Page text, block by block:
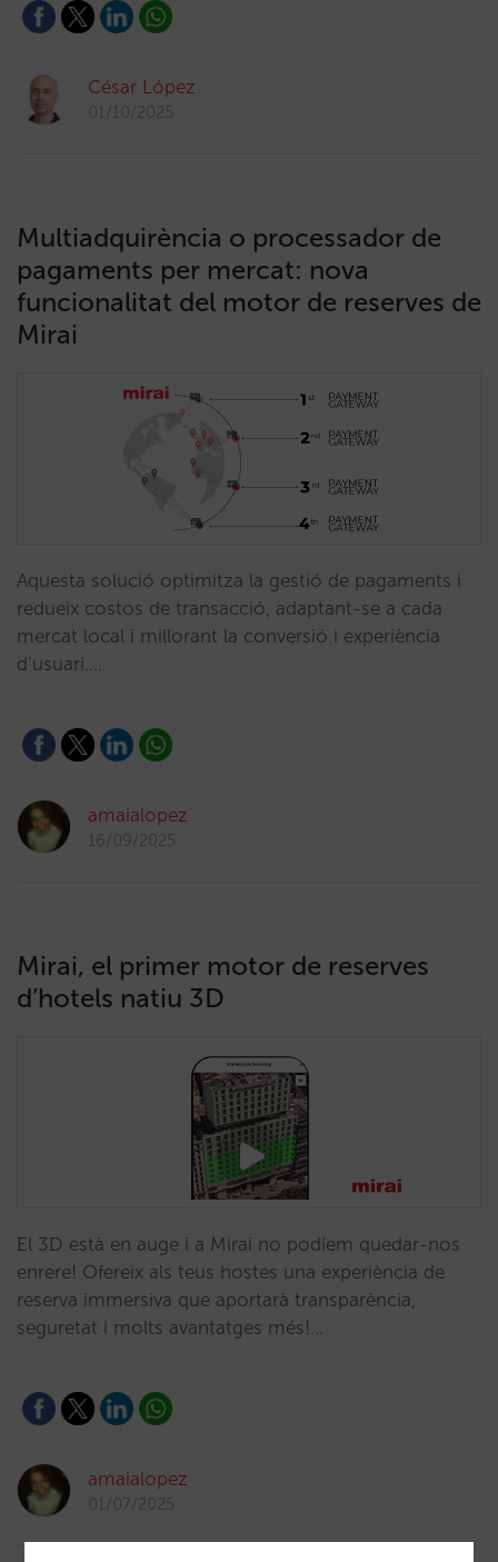
César López
01/10/2025
Multiadquirència o processador de
pagaments per mercat: nova
funcionalitat del motor de reserves de
Mirai
Aquesta solució optimitza la gestió de pagaments i
redueix costos de transacció, adaptant-se a cada
mercat local i millorant la conversió i experiència
d’usuari.…
amaialopez
16/09/2025
Mirai, el primer motor de reserves
d’hotels natiu 3D
El 3D està en auge i a Mirai no podíem quedar-nos
enrere! Ofereix als teus hostes una experiència de
reserva immersiva que aportarà transparència,
seguretat i molts avantatges més!…
amaialopez
01/07/2025